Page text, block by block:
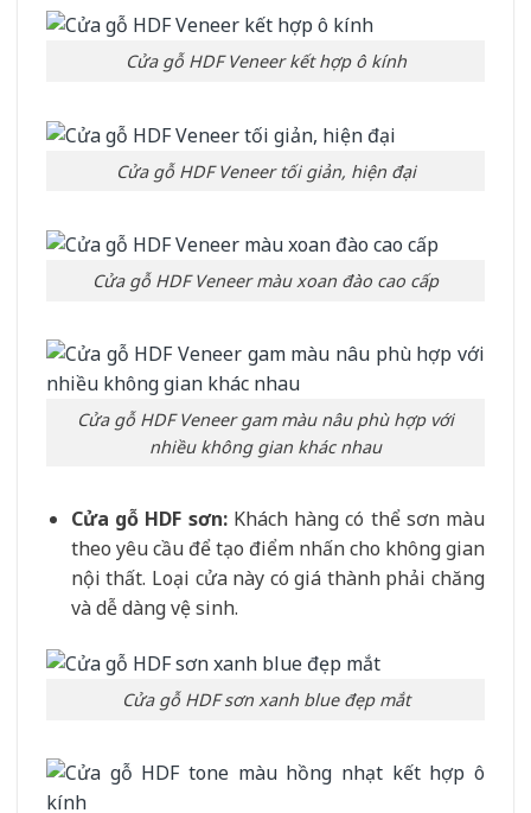
Cửa gỗ HDF Veneer kết hợp ô kính
Cửa gỗ HDF Veneer tối giản, hiện đại
Cửa gỗ HDF Veneer màu xoan đào cao cấp
Cửa gỗ HDF Veneer gam màu nâu phù hợp với
nhiều không gian khác nhau
Cửa gỗ HDF sơn:Khách hàng có thể sơn màu
theo yêu cầu để tạo điểm nhấn cho không gian
nội thất. Loại cửa này có giá thành phải chăng
và dễ dàng vệ sinh.
Cửa gỗ HDF sơn xanh blue đẹp mắt